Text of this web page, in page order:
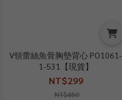
V領蕾絲魚骨胸墊背心 PO1061-
1-531【現貨】
NT$299
NT$480